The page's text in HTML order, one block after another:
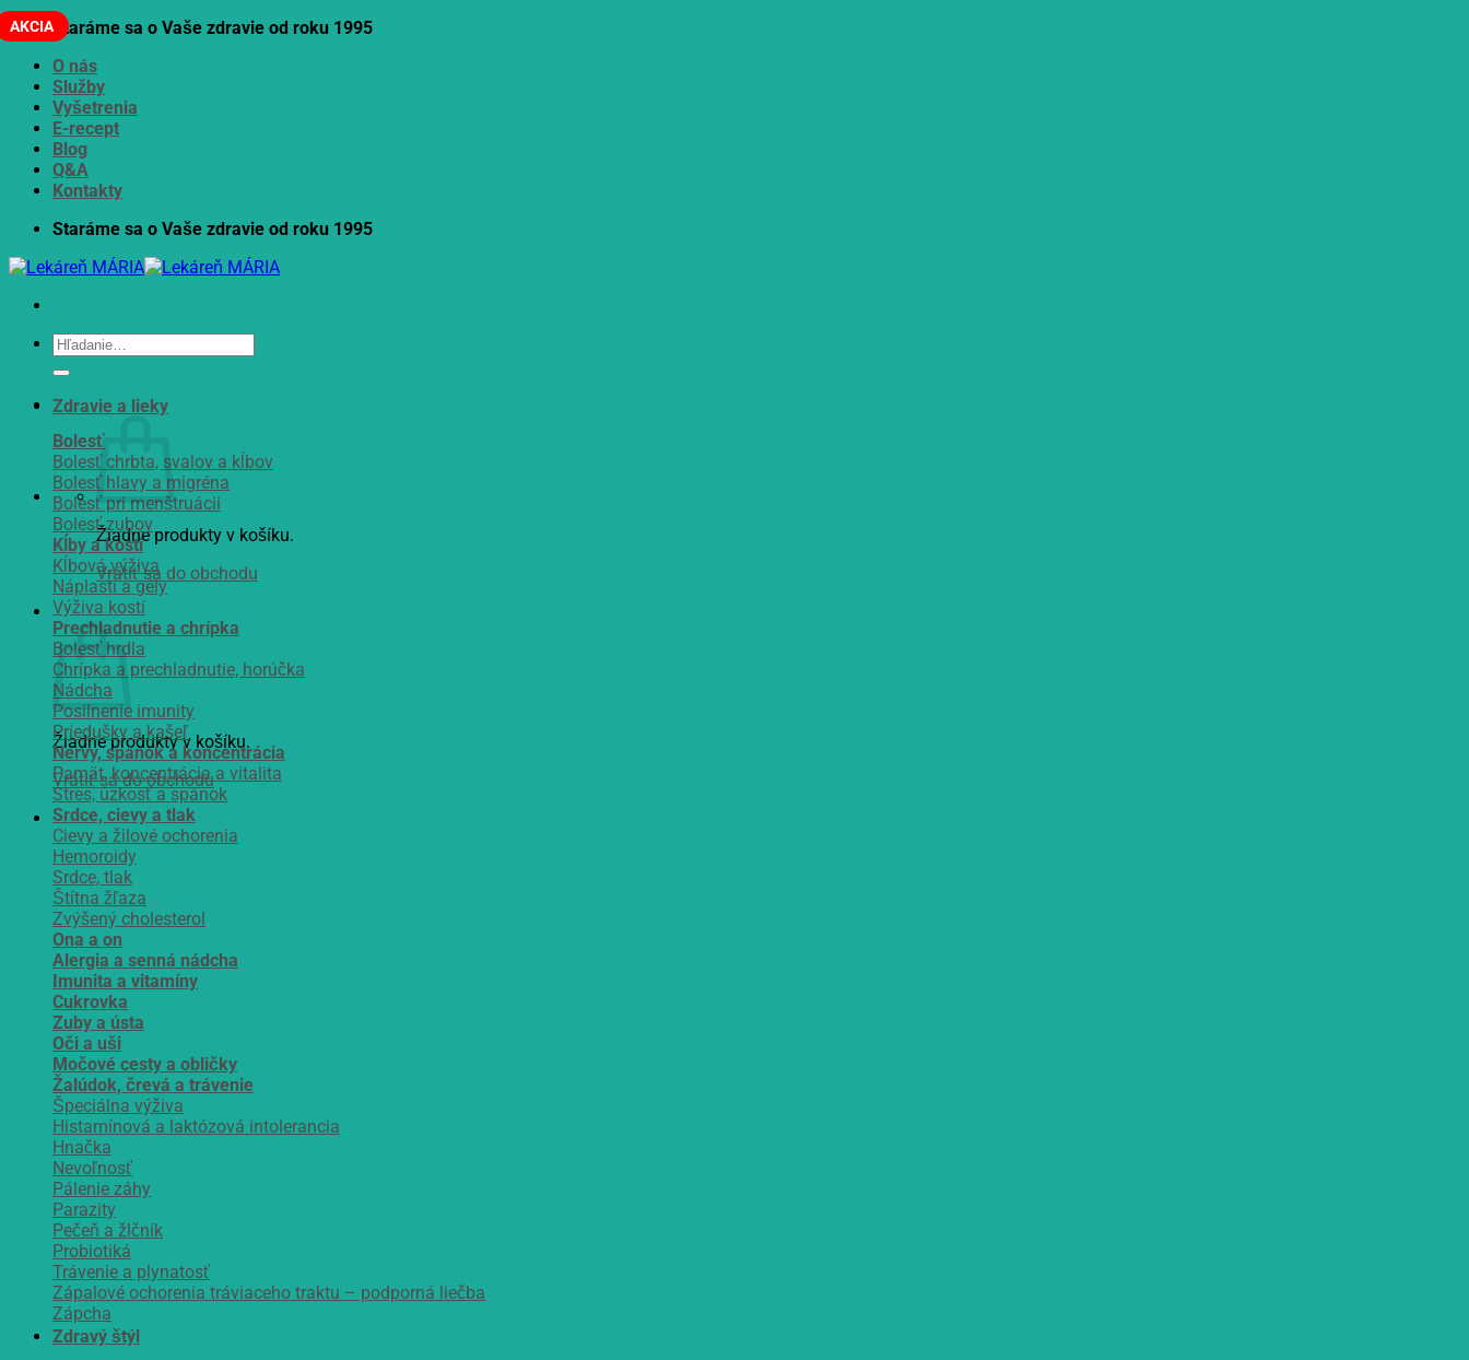
Skip
to
content
Staráme sa o Vaše zdravie od roku 1995
O nás
Služby
Vyšetrenia
E-recept
Blog
Q&A
Kontakty
Staráme sa o Vaše zdravie od roku 1995
Hľadať:
Žiadne produkty v košíku.
Vrátiť sa do obchodu
Košík
Žiadne produkty v košíku.
Vrátiť sa do obchodu
Zdravie a lieky
Bolesť
Bolesť chrbta, svalov a kĺbov
Bolesť hlavy a migréna
Bolesť pri menštruácii
Bolesť zubov
Kĺby a kosti
Kĺbová výživa
Náplasti a gély
Výživa kostí
Prechladnutie a chrípka
Bolesť hrdla
Chrípka a prechladnutie, horúčka
Nádcha
Posilnenie imunity
Priedušky a kašeľ
Nervy, spánok a koncentrácia
Pamät, koncentrácia a vitalita
Stres, úzkosť a spánok
Srdce, cievy a tlak
Cievy a žilové ochorenia
Hemoroidy
Srdce, tlak
Štítna žľaza
Zvýšený cholesterol
Ona a on
Alergia a senná nádcha
Imunita a vitamíny
Cukrovka
Zuby a ústa
Oči a uši
Močové cesty a obličky
Žalúdok, črevá a trávenie
Špeciálna výživa
Histamínová a laktózová intolerancia
Hnačka
Nevoľnosť
Pálenie záhy
Parazity
Pečeň a žlčník
Probiotiká
Trávenie a plynatosť
Zápalové ochorenia tráviaceho traktu – podporná liečba
Zápcha
Zdravý štýl
AKCIA